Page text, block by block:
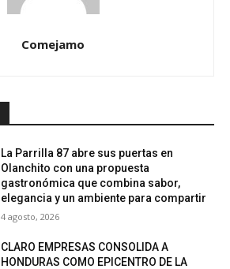
Comejamo
La Parrilla 87 abre sus puertas en
Olanchito con una propuesta
gastronómica que combina sabor,
elegancia y un ambiente para compartir
4 agosto, 2026
CLARO EMPRESAS CONSOLIDA A
HONDURAS COMO EPICENTRO DE LA